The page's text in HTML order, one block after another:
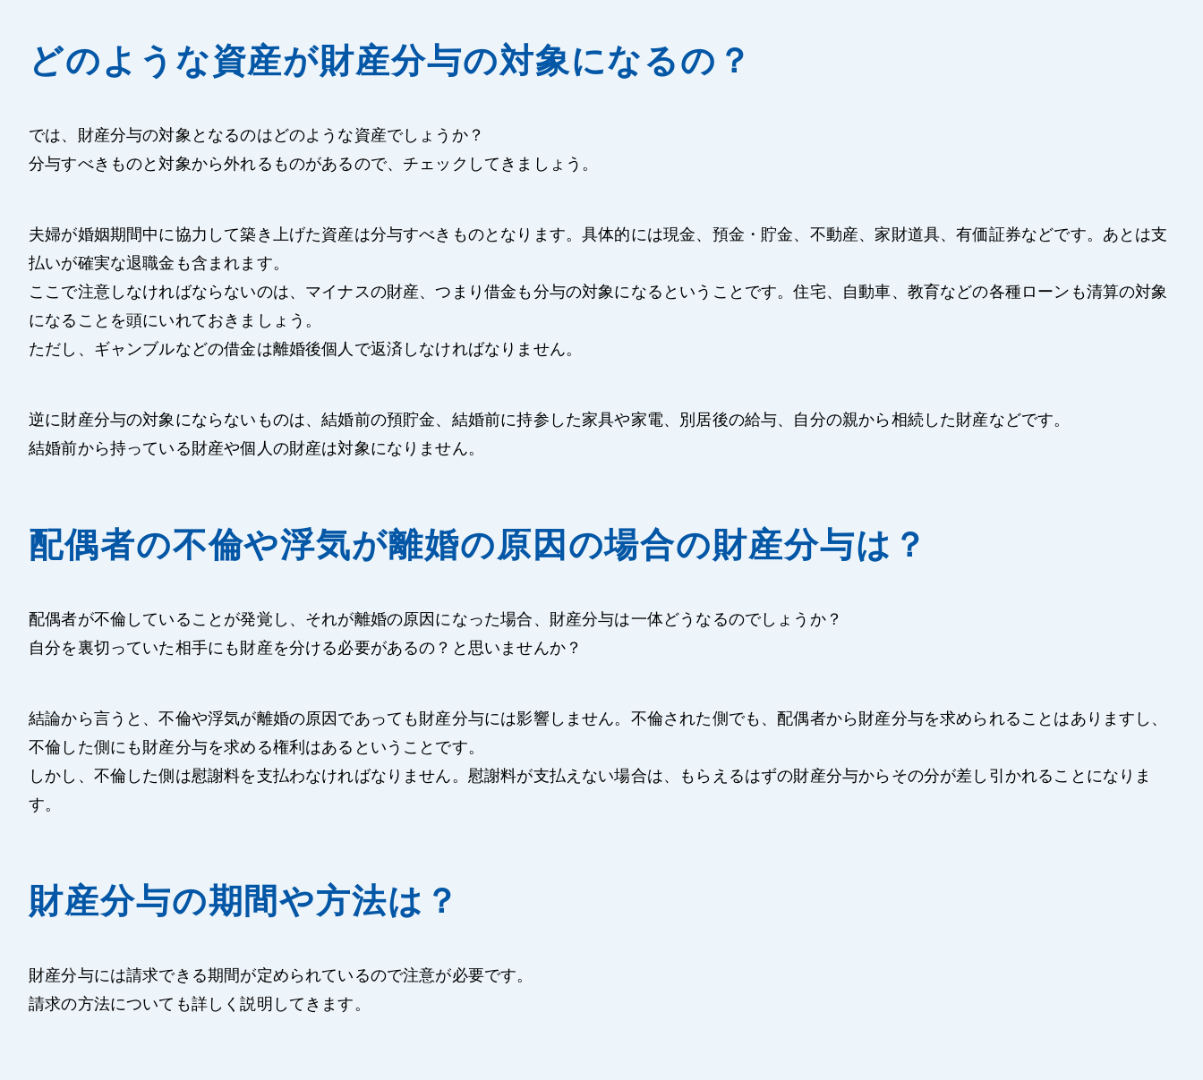
どのような資産が財産分与の対象になるの？
では、財産分与の対象となるのはどのような資産でしょうか？
分与すべきものと対象から外れるものがあるので、チェックしてきましょう。
夫婦が婚姻期間中に協力して築き上げた資産は分与すべきものとなります。具体的には現金、預金・貯金、不動産、家財道具、有価証券などです。あとは支
払いが確実な退職金も含まれます。
ここで注意しなければならないのは、マイナスの財産、つまり借金も分与の対象になるということです。住宅、自動車、教育などの各種ローンも清算の対象
になることを頭にいれておきましょう。
ただし、ギャンブルなどの借金は離婚後個人で返済しなければなりません。
逆に財産分与の対象にならないものは、結婚前の預貯金、結婚前に持参した家具や家電、別居後の給与、自分の親から相続した財産などです。
結婚前から持っている財産や個人の財産は対象になりません。
配偶者の不倫や浮気が離婚の原因の場合の財産分与は？
配偶者が不倫していることが発覚し、それが離婚の原因になった場合、財産分与は一体どうなるのでしょうか？
自分を裏切っていた相手にも財産を分ける必要があるの？と思いませんか？
結論から言うと、不倫や浮気が離婚の原因であっても財産分与には影響しません。不倫された側でも、配偶者から財産分与を求められることはありますし、
不倫した側にも財産分与を求める権利はあるということです。
しかし、不倫した側は慰謝料を支払わなければなりません。慰謝料が支払えない場合は、もらえるはずの財産分与からその分が差し引かれることになりま
す。
財産分与の期間や方法は？
財産分与には請求できる期間が定められているので注意が必要です。
請求の方法についても詳しく説明してきます。